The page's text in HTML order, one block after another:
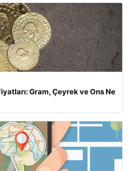
Gram, Çeyrek ve Ons Ne